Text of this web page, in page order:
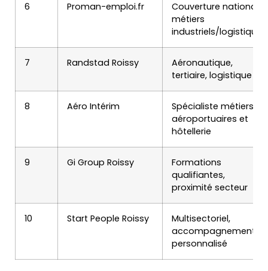
6 Proman-emploi.fr
Couverture nationale,
métiers
industriels/logistiques
7 Randstad Roissy
Aéronautique,
tertiaire, logistique
8 Aéro Intérim
Spécialiste métiers
aéroportuaires et
hôtellerie
9 Gi Group Roissy
Formations
qualifiantes,
proximité secteur
10 Start People Roissy
Multisectoriel,
accompagnement
personnalisé